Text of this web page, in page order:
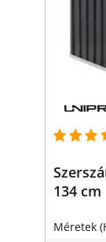
134 cm
Méretek